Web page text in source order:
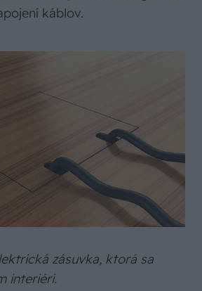
káblov.
zásuvka, ktorá sa
interiéri.